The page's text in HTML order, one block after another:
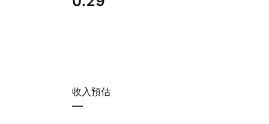
收入預估
—